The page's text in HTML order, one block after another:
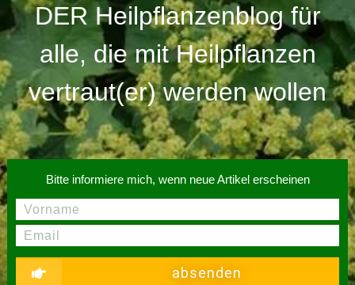
DER Heilpflanzenblog für
alle, die mit Heilpflanzen
vertraut(er) werden wollen
Bitte informiere mich, wenn neue Artikel erscheinen
absenden